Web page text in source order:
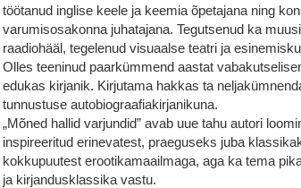
töötanud inglise keele ja keemia õpetajana ning
varumisosakonna juhatajana. Tegutsenud ka
raadiohääl, tegelenud visuaalse teatri ja
Olles teeninud paarkümmend aastat
edukas kirjanik. Kirjutama hakkas ta
tunnustuse autobiograafiakirjanikuna.
„Mõned hallid varjundid” avab uue tahu autori
inspireeritud erinevatest, praeguseks juba
kokkupuutest erootikamaailmaga, aga ka tema
ja kirjandusklassika vastu.